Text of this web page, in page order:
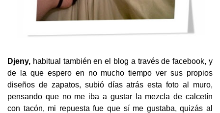
Djeny, habitual también en el blog a través de facebook, y
de la que espero en no mucho tiempo ver sus propios
diseños de zapatos, subió días atrás esta foto al muro,
pensando que no me iba a gustar la mezcla de calcetín
con tacón, mi repuesta fue que sí me gustaba, quizás al